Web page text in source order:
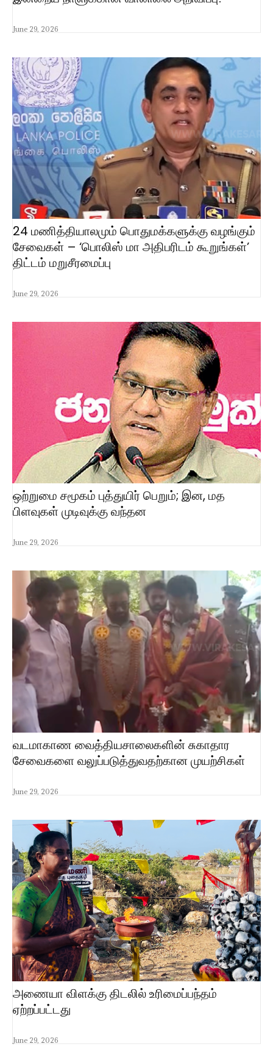
June 29, 2026
24 மணித்தியாலமும் பொதுமக்களுக்கு வழங்கும்
சேவைகள் – ‘பொலிஸ் மா அதிபரிடம் கூறுங்கள்’
திட்டம் மறுசீரமைப்பு
June 29, 2026
ஒற்றுமை சமூகம் புத்துயிர் பெறும்; இன, மத
பிளவுகள் முடிவுக்கு வந்தன
June 29, 2026
வடமாகாண வைத்தியசாலைகளின் சுகாதார
சேவைகளை வலுப்படுத்துவதற்கான முயற்சிகள்
June 29, 2026
அணையா விளக்கு திடலில் உரிமைப்பந்தம்
ஏற்றப்பட்டது
June 29, 2026